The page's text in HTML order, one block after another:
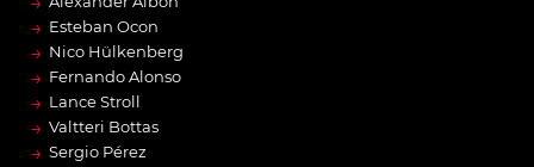
→ Esteban Ocon
→ Nico Hülkenberg
→ Fernando Alonso
→ Lance Stroll
→ Valtteri Bottas
→ Sergio Pérez